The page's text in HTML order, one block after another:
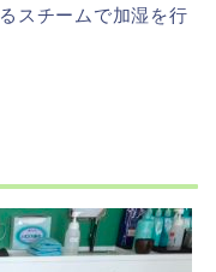
スチームで加湿を行